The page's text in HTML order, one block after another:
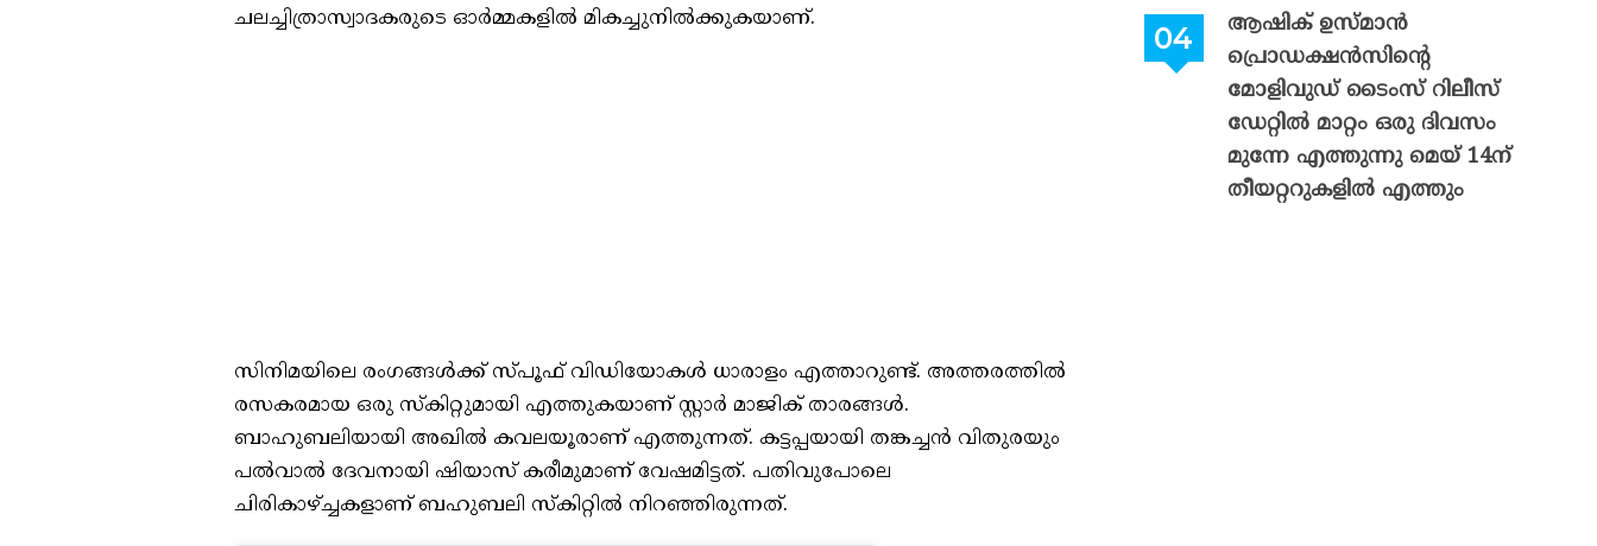
ചലച്ചിത്രാസ്വാദകരുടെ ഓര്‍മ്മകളില്‍ മികച്ചുനിൽക്കുകയാണ്.
സിനിമയിലെ രംഗങ്ങൾക്ക് സ്പൂഫ് വിഡിയോകൾ ധാരാളം എത്താറുണ്ട്. അത്തരത്തിൽ
രസകരമായ ഒരു സ്‌കിറ്റുമായി എത്തുകയാണ് സ്റ്റാർ മാജിക് താരങ്ങൾ.
ബാഹുബലിയായി അഖിൽ കവലയൂരാണ് എത്തുന്നത്. കട്ടപ്പയായി തങ്കച്ചൻ വിതുരയും
പൽവാൽ ദേവനായി ഷിയാസ് കരീമുമാണ് വേഷമിട്ടത്. പതിവുപോലെ
ചിരികാഴ്ച്ചകളാണ് ബഹുബലി സ്കിറ്റിൽ നിറഞ്ഞിരുന്നത്.
ആഷിക് ഉസ്മാൻ
പ്രൊഡക്ഷൻസിന്റെ
മോളിവുഡ് ടൈംസ് റിലീസ്
ഡേറ്റിൽ മാറ്റം ഒരു ദിവസം
മുന്നേ എത്തുന്നു മെയ് 14ന്
തീയറ്ററുകളിൽ എത്തും